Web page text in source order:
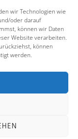
wir Technologien wie
oder darauf
können wir Daten
Website verarbeiten.
können
werden.
Richtlinie